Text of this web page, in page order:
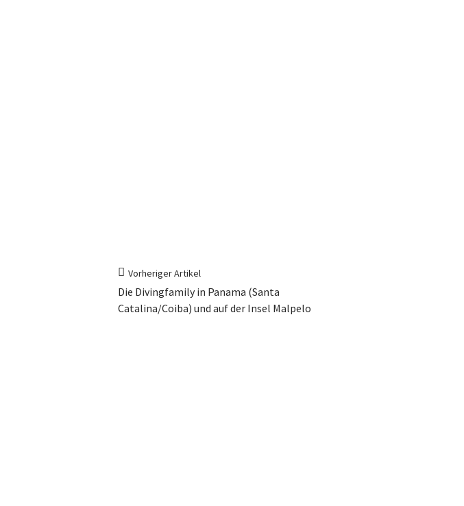
Vorheriger Artikel
Die Divingfamily in Panama (Santa
Catalina/Coiba) und auf der Insel Malpelo